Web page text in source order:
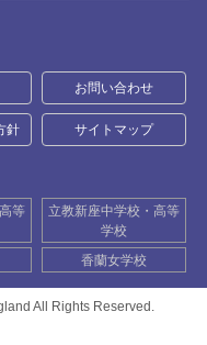
お問い合わせ
針 サイトマップ
等
立教新座中学校・高等
学校
香蘭女学校
All Rights Reserved.